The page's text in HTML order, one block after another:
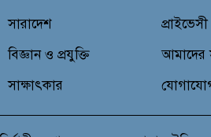
সারাদেশ
বিজ্ঞান ও প্রযুক্তি
সাক্ষাৎকার
আমাদের